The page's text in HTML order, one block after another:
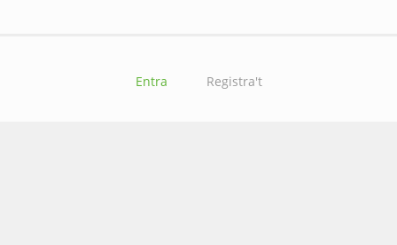
Entra Registra't